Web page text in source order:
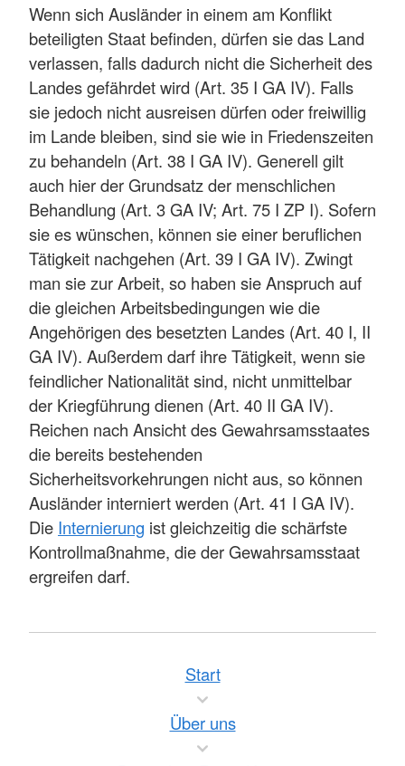
Wenn sich Ausländer in einem am Konflikt
beteiligten Staat befinden, dürfen sie das Land
verlassen, falls dadurch nicht die Sicherheit des
Landes gefährdet wird (Art. 35 I GA IV). Falls
sie jedoch nicht ausreisen dürfen oder freiwillig
im Lande bleiben, sind sie wie in Friedenszeiten
zu behandeln (Art. 38 I GA IV). Generell gilt
auch hier der Grundsatz der menschlichen
Behandlung (Art. 3 GA IV; Art. 75 I ZP I). Sofern
sie es wünschen, können sie einer beruflichen
Tätigkeit nachgehen (Art. 39 I GA IV). Zwingt
man sie zur Arbeit, so haben sie Anspruch auf
die gleichen Arbeitsbedingungen wie die
Angehörigen des besetzten Landes (Art. 40 I, II
GA IV). Außerdem darf ihre Tätigkeit, wenn sie
feindlicher Nationalität sind, nicht unmittelbar
der Kriegführung dienen (Art. 40 II GA IV).
Reichen nach Ansicht des Gewahrsamsstaates
die bereits bestehenden
Sicherheitsvorkehrungen nicht aus, so können
Ausländer interniert werden (Art. 41 I GA IV).
Die Internierung ist gleichzeitig die schärfste
Kontrollmaßnahme, die der Gewahrsamsstaat
ergreifen darf.
Start
Über uns